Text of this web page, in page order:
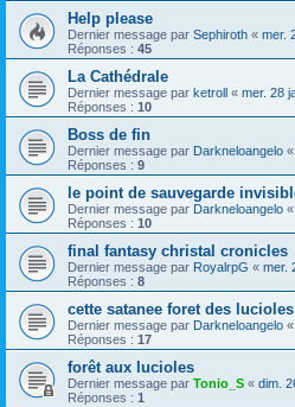
Help please
Dernier message par Sephiroth « mer.
Réponses : 45
La Cathédrale
Dernier message par ketroll « mer. 28
Réponses : 10
Boss de fin
Dernier message par Darkneloangelo «
Réponses : 9
le point de sauvegarde
Dernier message par Darkneloangelo «
Réponses : 10
final fantasy christal cronicles
Dernier message par RoyalrpG « mer.
Réponses : 8
cette satanee foret des
Dernier message par Darkneloangelo «
Réponses : 17
forêt aux lucioles
Dernier message par Tonio_S « dim.
Réponses : 1